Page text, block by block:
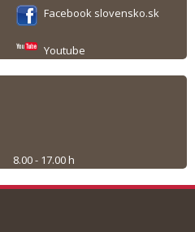
Facebook slovensko.sk
Youtube
8.00 - 17.00 h